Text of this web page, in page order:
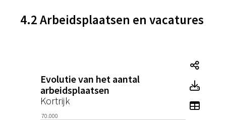
4.2 Arbeidsplaatsen en vacatures
Evolutie van het aantal
arbeidsplaatsen
Kortrijk
70.000
Toon